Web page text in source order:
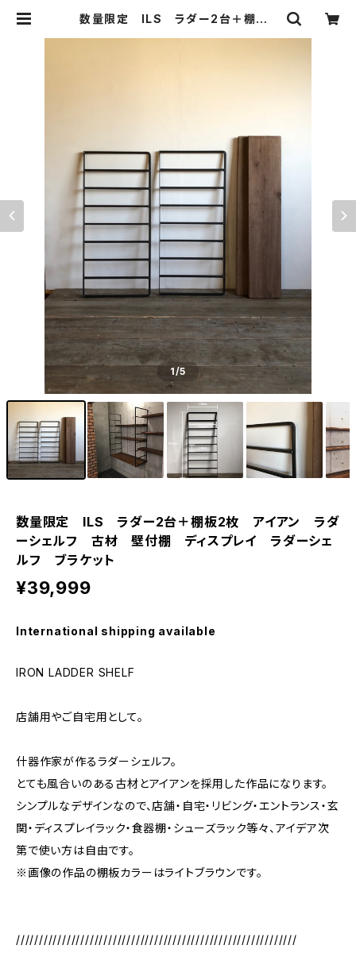
数量限定 ILS ラダー2台＋棚板2
1/5
数量限定 ILS ラダー2台＋棚板2枚 アイアン ラダ
ーシェルフ 古材 壁付棚 ディスプレイ ラダーシェ
ルフ ブラケット
¥39,999
International shipping available
IRON LADDER SHELF
店舗用やご自宅用として。
什器作家が作るラダーシェルフ。
とても風合いのある古材とアイアンを採用した作品になります。
シンプルなデザインなので、店舗・自宅・リビング・エントランス・玄
関・ディスプレイラック・食器棚・シューズラック等々、アイデア次
第で使い方は自由です。
※画像の作品の棚板カラーはライトブラウンです。
/////////////////////////////////////////////////////////////